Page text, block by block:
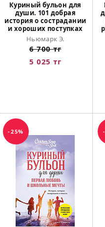
Куриный бульон для
души. 101 добрая
история о сострадании
и хороших поступках
Ньюмарк Э.
6 700 тг
5 025 тг
-25%